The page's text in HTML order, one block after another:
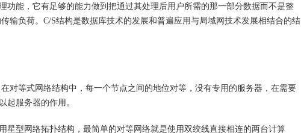
功能，它有足够的能力做到把通过其处理后用户所需的那一部分数据而不是整
输负荷。C/S结构是数据库技术的发展和普遍应用与局域网技术发展相结合的结
对等式网络结构中，每一个节点之间的地位对等，没有专用的服务器，在需要
起服务器的作用。
星型网络拓扑结构，最简单的对等网络就是使用双绞线直接相连的两台计算